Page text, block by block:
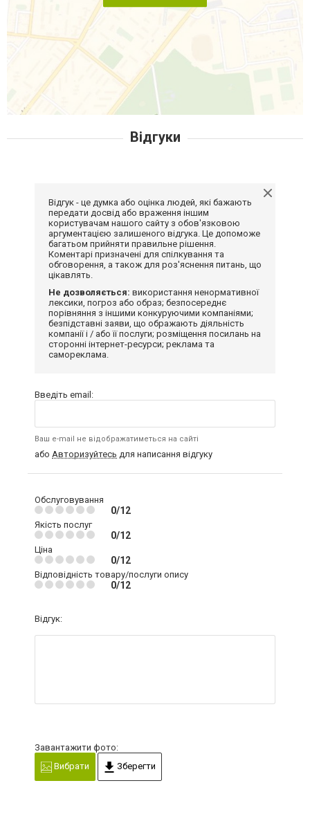
Відгуки
Відгук - це думка або оцінка людей, які бажають
передати досвід або враження іншим
користувачам нашого сайту з обов'язковою
аргументацією залишеного відгука. Це допоможе
багатьом прийняти правильне рішення.
Коментарі призначені для спілкування та
обговорення, а також для роз'яснення питань, що
цікавлять.
Не дозволяється: використання ненормативної
лексики, погроз або образ; безпосереднє
порівняння з іншими конкуруючими компаніями;
безпідставні заяви, що ображають діяльність
компанії і / або її послуги; розміщення посилань на
сторонні інтернет-ресурси; реклама та
самореклама.
Введіть email:
Ваш e-mail не відображатиметься на сайті
або Авторизуйтесь для написання відгуку
Обслуговування
0/12
Якість послуг
0/12
Ціна
0/12
Відповідність товару/послуги опису
0/12
Відгук:
Завантажити фото:
Вибрати
Зберегти